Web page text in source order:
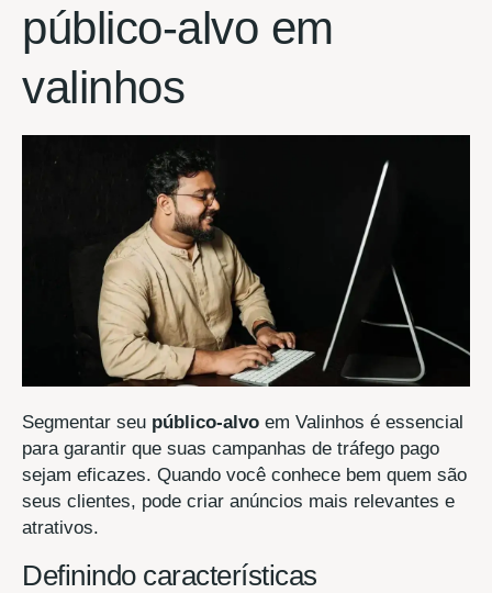
público-alvo em
valinhos
Segmentar seu público-alvo em Valinhos é essencial
para garantir que suas campanhas de tráfego pago
sejam eficazes. Quando você conhece bem quem são
seus clientes, pode criar anúncios mais relevantes e
atrativos.
Definindo características